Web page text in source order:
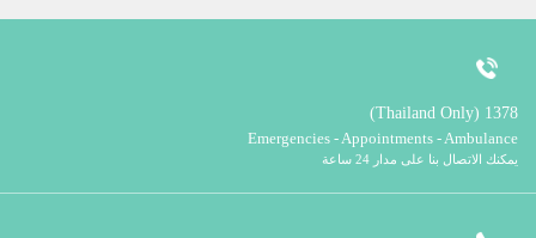
1378 (Thailand Only)
Emergencies - Appointments - Ambulance
يمكنك الاتصال بنا على مدار 24 ساعة